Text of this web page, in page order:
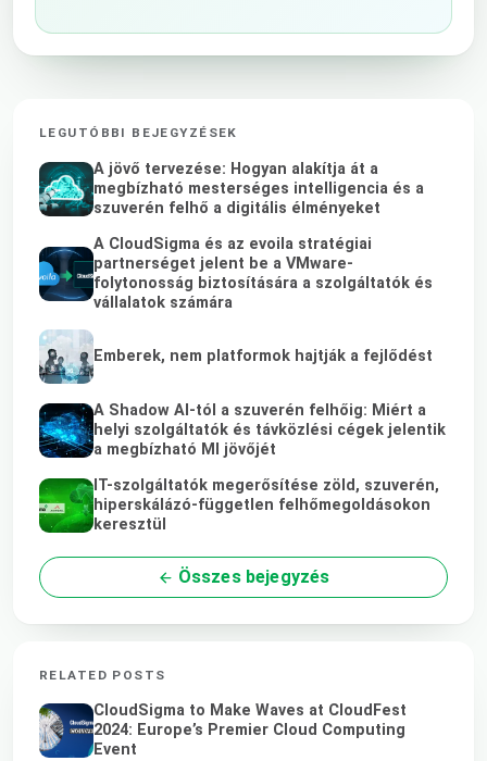
LEGUTÓBBI BEJEGYZÉSEK
A jövő tervezése: Hogyan alakítja át a
megbízható mesterséges intelligencia és a
szuverén felhő a digitális élményeket
A CloudSigma és az evoila stratégiai
partnerséget jelent be a VMware-
folytonosság biztosítására a szolgáltatók és
vállalatok számára
Emberek, nem platformok hajtják a fejlődést
A Shadow AI-tól a szuverén felhőig: Miért a
helyi szolgáltatók és távközlési cégek jelentik
a megbízható MI jövőjét
IT-szolgáltatók megerősítése zöld, szuverén,
hiperskálázó-független felhőmegoldásokon
keresztül
Összes bejegyzés
RELATED POSTS
CloudSigma to Make Waves at CloudFest
2024: Europe’s Premier Cloud Computing
Event